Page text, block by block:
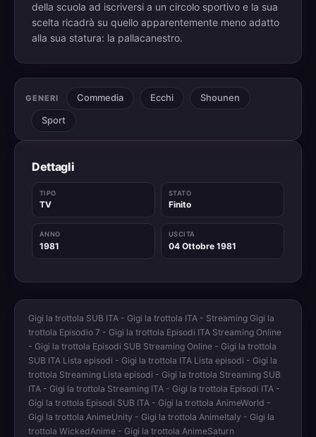
della scuola ad iscriversi a un circolo sportivo e la sua
scelta ricadrà su quello apparentemente meno adatto
alla sua statura: la pallacanestro.
GENERI Commedia Ecchi
Shounen
Sport
Dettagli
TIPO
TV
STATO
Finito
ANNO
1981
USCITA
04 Ottobre 1981
Gigi la trottola SUB ITA - Gigi la trottola ITA - Streaming Gigi la
trottola Episodio 7 - Gigi la trottola Episodi ITA Streaming Online
- Gigi la trottola Episodi SUB Streaming Online - Gigi la trottola
SUB ITA Lista episodi - Gigi la trottola ITA Lista episodi - Gigi la
trottola Streaming Lista episodi - Gigi la trottola Streaming SUB
ITA - Gigi la trottola Streaming ITA - Gigi la trottola Episodi ITA -
Gigi la trottola Episodi SUB ITA - Gigi la trottola AnimeWorld -
Gigi la trottola AnimeUnity - Gigi la trottola AnimeItaly - Gigi la
trottola WickedAnime - Gigi la trottola AnimeSaturn